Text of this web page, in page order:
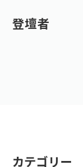
登壇者
カテゴリー